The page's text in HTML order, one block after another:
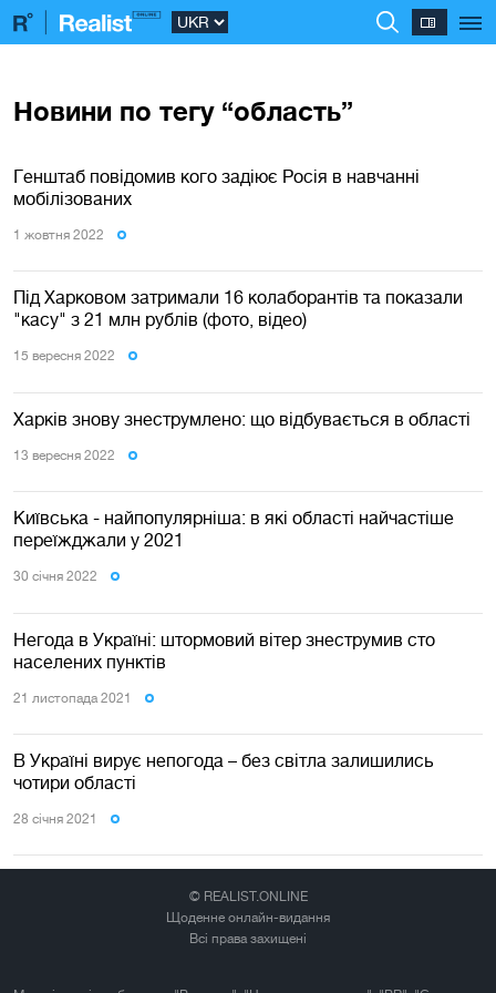
Новини по тегу “область”
Генштаб повідомив кого задіює Росія в навчанні
мобілізованих
1 жовтня 2022
Під Харковом затримали 16 колаборантів та показали
"касу" з 21 млн рублів (фото, відео)
15 вересня 2022
Харків знову знеструмлено: що відбувається в області
13 вересня 2022
Київська - найпопулярніша: в які області найчастіше
переїжджали у 2021
30 сiчня 2022
Негода в Україні: штормовий вітер знеструмив сто
населених пунктів
21 листопада 2021
В Україні вирує непогода – без світла залишились
чотири області
28 сiчня 2021
© REALIST.ONLINE
Щоденне онлайн-видання
Всі права захищені